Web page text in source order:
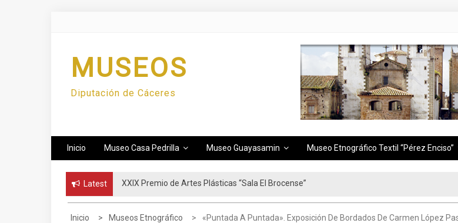
MUSEOS
Diputación de Cáceres
Inicio Museo Casa Pedrilla Museo Guayasamin Museo Etnográfico Textil “Pérez Enciso”
Latest III Premio Novela Gráfica Diputación de Cáceres
Inicio Museos Etnográfico «Puntada A Puntada». Exposición De Bordados De Carmen López